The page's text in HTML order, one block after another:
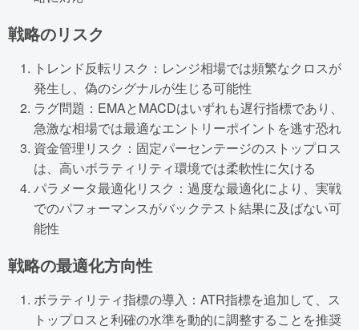
戦略のリスク
トレンド反転リスク：レンジ相場では頻繁なクロスが
発生し、偽のシグナルが生じる可能性
ラグ問題：EMAとMACDはいずれも遅行指標であり、
急激な相場では最適なエントリーポイントを逃す恐れ
資金管理リスク：固定パーセンテージのストップロス
は、高いボラティリティ環境では柔軟性に欠ける
パラメータ最適化リスク：過度な最適化により、実戦
でのパフォーマンスがバックテスト結果に及ばない可
能性
戦略の最適化方向性
ボラティリティ指標の導入：ATR指標を追加して、ス
トップロスと利確の水準を動的に調整することを推奨